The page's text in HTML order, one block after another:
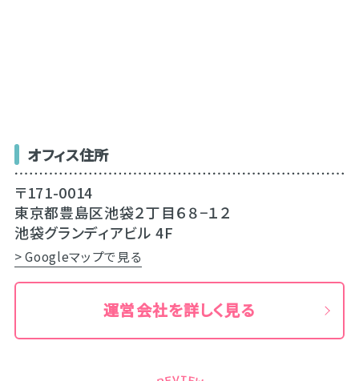
オフィス住所
〒171-0014
東京都豊島区池袋２丁目６８−１２
池袋グランディアビル 4F
> Googleマップで見る
運営会社を詳しく見る